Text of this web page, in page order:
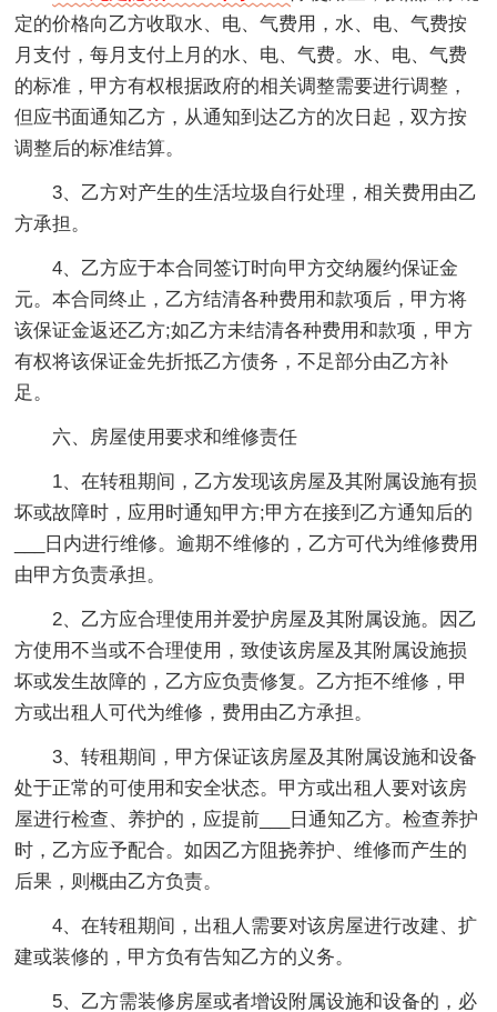
定的价格向乙方收取水、电、气费用，水、电、气费按
月支付，每月支付上月的水、电、气费。水、电、气费
的标准，甲方有权根据政府的相关调整需要进行调整，
但应书面通知乙方，从通知到达乙方的次日起，双方按
调整后的标准结算。
3、乙方对产生的生活垃圾自行处理，相关费用由乙
方承担。
4、乙方应于本合同签订时向甲方交纳履约保证金
元。本合同终止，乙方结清各种费用和款项后，甲方将
该保证金返还乙方;如乙方未结清各种费用和款项，甲方
有权将该保证金先折抵乙方债务，不足部分由乙方补
足。
六、房屋使用要求和维修责任
1、在转租期间，乙方发现该房屋及其附属设施有损
坏或故障时，应用时通知甲方;甲方在接到乙方通知后的
___日内进行维修。逾期不维修的，乙方可代为维修费用
由甲方负责承担。
2、乙方应合理使用并爱护房屋及其附属设施。因乙
方使用不当或不合理使用，致使该房屋及其附属设施损
坏或发生故障的，乙方应负责修复。乙方拒不维修，甲
方或出租人可代为维修，费用由乙方承担。
3、转租期间，甲方保证该房屋及其附属设施和设备
处于正常的可使用和安全状态。甲方或出租人要对该房
屋进行检查、养护的，应提前___日通知乙方。检查养护
时，乙方应予配合。如因乙方阻挠养护、维修而产生的
后果，则概由乙方负责。
4、在转租期间，出租人需要对该房屋进行改建、扩
建或装修的，甲方负有告知乙方的义务。
5、乙方需装修房屋或者增设附属设施和设备的，必